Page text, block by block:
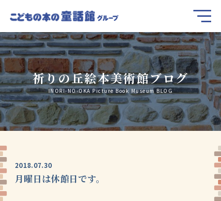
祈りの丘絵本美術館ブログ
INORI-NO-OKA Picture Book Museum BLOG
2018.07.30
月曜日は休館日です。